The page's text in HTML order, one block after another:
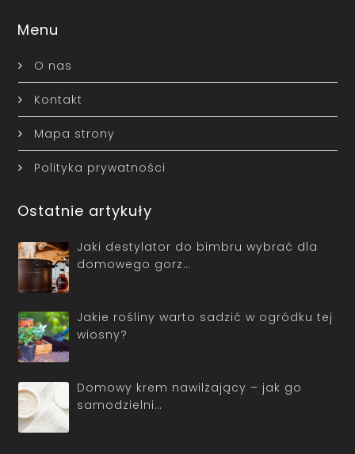
Menu
O nas
Kontakt
Mapa strony
Polityka prywatności
Ostatnie artykuły
Jaki destylator do bimbru wybrać dla
domowego gorz…
Jakie rośliny warto sadzić w ogródku tej
wiosny?
Domowy krem nawilżający – jak go
samodzielni…